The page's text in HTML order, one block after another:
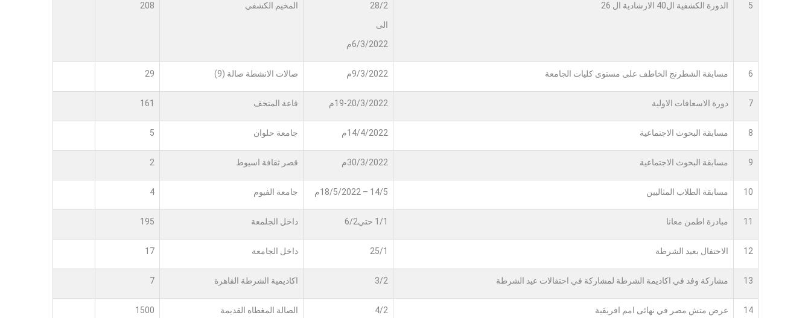
5 الدورة الكشفية ال40 الارشادية ال 26
28/2
الى
6/3/2022م
المخيم الكشفي 208
6 مسابقة الشطرنج الخاطف على مستوى كليات الجامعة 9/3/2022م صالات الانشطة صالة (9) 29
7 دورة الاسعافات الاولية 19-20/3/2022م قاعة المتحف 161
8 مسابقة البحوث الاجتماعية 14/4/2022م جامعة حلوان 5
9 مسابقة البحوث الاجتماعية 30/3/2022م قصر ثقافة اسيوط 2
10 مسابقة الطلاب المثاليين 14/5 – 18/5/2022م جامعة الفيوم 4
11 مبادرة اطمن معانا 1/1 حتي6/2 داخل الجلمعة 195
12 الاحتفال بعيد الشرطة 25/1 داخل الجامعة 17
13 مشاركة وفد في اكاديمة الشرطة لمشاركة في احتفالات عيد الشرطة 3/2 اكاديمية الشرطة القاهرة 7
14 عرض متش مصر في نهائى امم افريقية 4/2 الصالة المغطاه القديمة 1500